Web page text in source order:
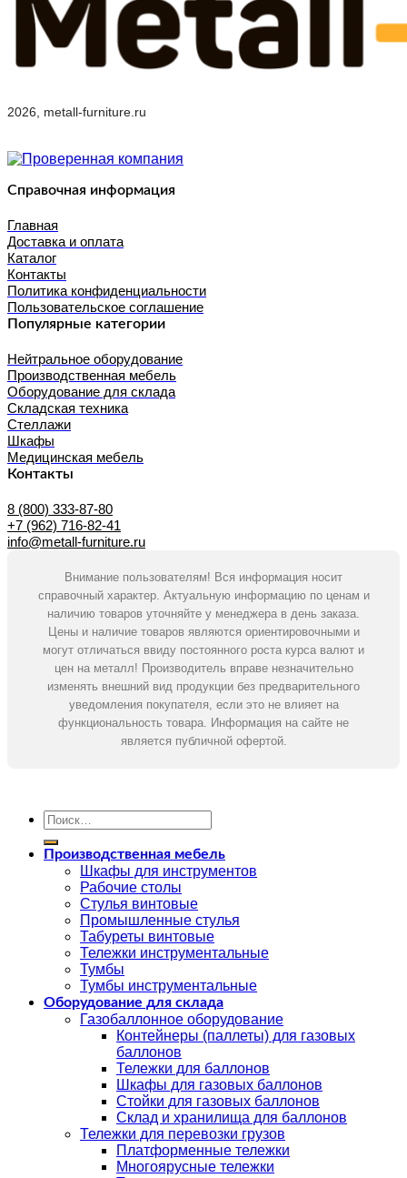
2026, metall-furniture.ru
Справочная информация
Главная
Доставка и оплата
Каталог
Контакты
Политика конфиденциальности
Пользовательское соглашение
Популярные категории
Нейтральное оборудование
Производственная мебель
Оборудование для склада
Складская техника
Стеллажи
Шкафы
Медицинская мебель
Контакты
8 (800) 333-87-80
+7 (962) 716-82-41
info@metall-furniture.ru
Внимание пользователям! Вся информация носит
справочный характер. Актуальную информацию по ценам и
наличию товаров уточняйте у менеджера в день заказа.
Цены и наличие товаров являются ориентировочными и
могут отличаться ввиду постоянного роста курса валют и
цен на металл! Производитель вправе незначительно
изменять внешний вид продукции без предварительного
уведомления покупателя, если это не влияет на
функциональность товара. Информация на сайте не
является публичной офертой.
Искать:
Производственная мебель
Шкафы для инструментов
Рабочие столы
Стулья винтовые
Промышленные стулья
Табуреты винтовые
Тележки инструментальные
Тумбы
Тумбы инструментальные
Оборудование для склада
Газобаллонное оборудование
Контейнеры (паллеты) для газовых
баллонов
Тележки для баллонов
Шкафы для газовых баллонов
Стойки для газовых баллонов
Склад и хранилища для баллонов
Тележки для перевозки грузов
Платформенные тележки
Многоярусные тележки